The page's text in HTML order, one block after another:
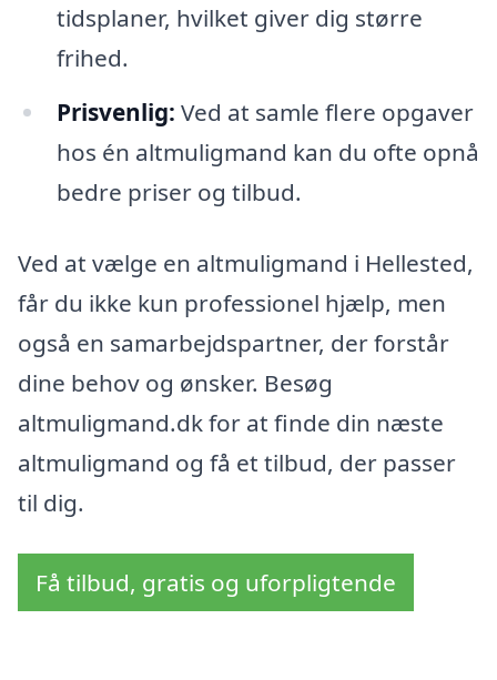
tidsplaner, hvilket giver dig større
frihed.
Prisvenlig: Ved at samle flere opgaver
hos én altmuligmand kan du ofte opnå
bedre priser og tilbud.
Ved at vælge en altmuligmand i Hellested,
får du ikke kun professionel hjælp, men
også en samarbejdspartner, der forstår
dine behov og ønsker. Besøg
altmuligmand.dk for at finde din næste
altmuligmand og få et tilbud, der passer
til dig.
Få tilbud, gratis og uforpligtende